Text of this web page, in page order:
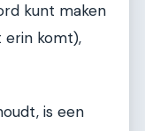
kunt maken
erin komt),
is een